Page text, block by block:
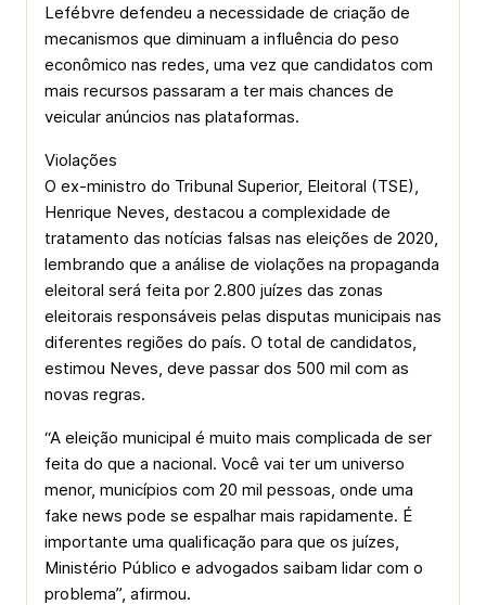
Lefébvre defendeu a necessidade de criação de
mecanismos que diminuam a influência do peso
econômico nas redes, uma vez que candidatos com
mais recursos passaram a ter mais chances de
veicular anúncios nas plataformas.
Violações
O ex-ministro do Tribunal Superior, Eleitoral (TSE),
Henrique Neves, destacou a complexidade de
tratamento das notícias falsas nas eleições de 2020,
lembrando que a análise de violações na propaganda
eleitoral será feita por 2.800 juízes das zonas
eleitorais responsáveis pelas disputas municipais nas
diferentes regiões do país. O total de candidatos,
estimou Neves, deve passar dos 500 mil com as
novas regras.
“A eleição municipal é muito mais complicada de ser
feita do que a nacional. Você vai ter um universo
menor, municípios com 20 mil pessoas, onde uma
fake news pode se espalhar mais rapidamente. É
importante uma qualificação para que os juízes,
Ministério Público e advogados saibam lidar com o
problema”, afirmou.